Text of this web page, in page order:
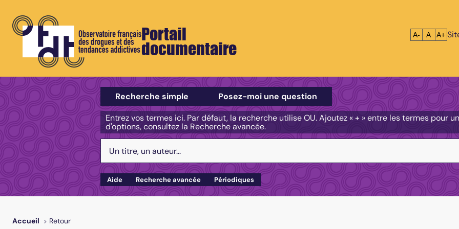
Portail
documentaire
Réduire le
A- A A+
Sélectionner un type de recherche
Recherche simple
Posez-moi une question
Entrez vos termes ici. Par défaut, la recherche utilise OU. Ajoutez « + » entre les termes pour
d'options, consultez la Recherche avancée.
Aide Recherche avancée Périodiques
Accueil Retour